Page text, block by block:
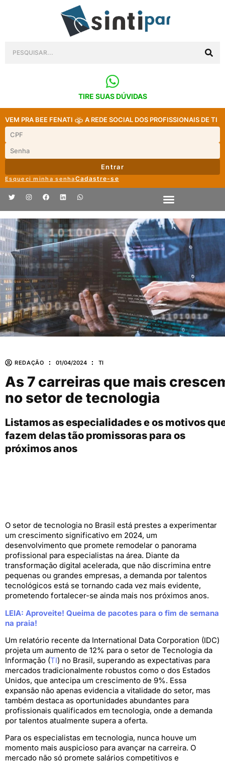
TIRE SUAS DÚVIDAS
VEM PRA BEE FENATI A REDE SOCIAL DOS PROFISSIONAIS DE TI
Entrar
Esqueci minha senhaCadastre-se
REDAÇÃO 01/04/2024 TI
As 7 carreiras que mais
no setor de tecnologia
Listamos as especialidades e os motivos
fazem delas tão promissoras para os
próximos anos
O setor de tecnologia no Brasil está prestes a experimentar
um crescimento significativo em 2024, um
desenvolvimento que promete remodelar o panorama
profissional para especialistas na área. Diante da
transformação digital acelerada, que não discrimina entre
pequenas ou grandes empresas, a demanda por talentos
tecnológicos está se tornando cada vez mais evidente,
prometendo fortalecer-se ainda mais nos próximos anos.
LEIA: Aproveite! Queima de pacotes para o fim de semana
na praia!
Um relatório recente da International Data Corporation (IDC)
projeta um aumento de 12% para o setor de Tecnologia da
Informação (TI) no Brasil, superando as expectativas para
mercados tradicionalmente robustos como o dos Estados
Unidos, que antecipa um crescimento de 9%. Essa
expansão não apenas evidencia a vitalidade do setor, mas
também destaca as oportunidades abundantes para
profissionais qualificados em tecnologia, onde a demanda
por talentos atualmente supera a oferta.
Para os especialistas em tecnologia, nunca houve um
momento mais auspicioso para avançar na carreira. O
mercado não só promete salários competitivos e